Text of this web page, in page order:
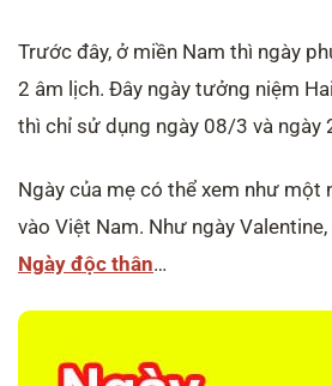
Trước đây, ở miền Nam thì ngày
2 âm lịch. Đây ngày tưởng niệm
thì chỉ sử dụng ngày 08/3 và ngày
Ngày của mẹ có thể xem như một
vào Việt Nam. Như ngày Valentine,
Ngày độc thân…